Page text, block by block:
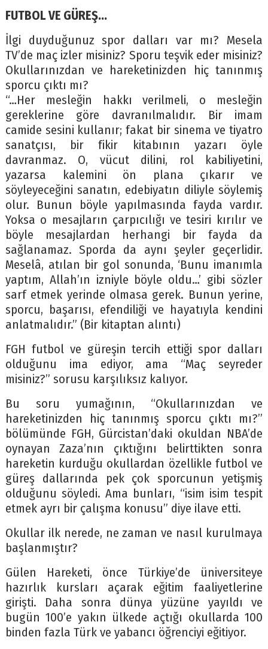
FUTBOL VE GÜREŞ…
İlgi duyduğunuz spor dalları var mı? Mesela
TV’de maç izler misiniz? Sporu teşvik eder misiniz?
Okullarınızdan ve hareketinizden hiç tanınmış
sporcu çıktı mı?
“…Her mesleğin hakkı verilmeli, o mesleğin
gereklerine göre davranılmalıdır. Bir imam
camide sesini kullanır; fakat bir sinema ve tiyatro
sanatçısı, bir fikir kitabının yazarı öyle
davranmaz. O, vücut dilini, rol kabiliyetini,
yazarsa kalemini ön plana çıkarır ve
söyleyeceğini sanatın, edebiyatın diliyle söylemiş
olur. Bunun böyle yapılmasında fayda vardır.
Yoksa o mesajların çarpıcılığı ve tesiri kırılır ve
böyle mesajlardan herhangi bir fayda da
sağlanamaz. Sporda da aynı şeyler geçerlidir.
Meselâ, atılan bir gol sonunda, ‘Bunu imanımla
yaptım, Allah’ın izniyle böyle oldu…’ gibi sözler
sarf etmek yerinde olmasa gerek. Bunun yerine,
sporcu, başarısı, efendiliği ve hayatıyla kendini
anlatmalıdır.” (Bir kitaptan alıntı)
FGH futbol ve güreşin tercih ettiği spor dalları
olduğunu ima ediyor, ama “Maç seyreder
misiniz?” sorusu karşılıksız kalıyor.
Bu soru yumağının, “Okullarınızdan ve
hareketinizden hiç tanınmış sporcu çıktı mı?”
bölümünde FGH, Gürcistan’daki okuldan NBA’de
oynayan Zaza’nın çıktığını belirttikten sonra
hareketin kurduğu okullardan özellikle futbol ve
güreş dallarında pek çok sporcunun yetişmiş
olduğunu söyledi. Ama bunları, “isim isim tespit
etmek ayrı bir çalışma konusu” diye ilave etti.
Okullar ilk nerede, ne zaman ve nasıl kurulmaya
başlanmıştır?
Gülen Hareketi, önce Türkiye’de üniversiteye
hazırlık kursları açarak eğitim faaliyetlerine
girişti. Daha sonra dünya yüzüne yayıldı ve
bugün 100’e yakın ülkede açtığı okullarda 100
binden fazla Türk ve yabancı öğrenciyi eğitiyor.